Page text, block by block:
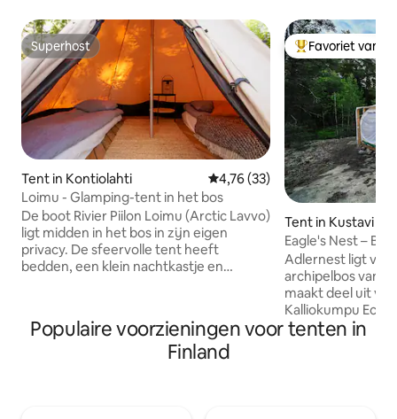
Superhost
Superhost
Tent in Kontiolahti Gemiddelde beoordeling van
4,76 (33)
Loimu - Glamping-tent in het bos
De boot Rivier Piilon Loimu (Arctic Lavvo)
ligt midden in het bos in zijn eigen
privacy. De sfeervolle tent heeft
bedden, een klein nachtkastje en
de natuur, vanaf je eigen terras naar de
nachtelijke hemel kijken of het slijm van
het avondvuur verwonderen. De
Topfavoriet van
Favoriet van
Tent in Kustavi
Eagle's Nest –
Turku-archipel
Adlernest ligt
archipelbos van
maakt deel uit
Kalliokumpu Eco
canvas-tent met
Populaire voorzieningen voor tenten in
Finland